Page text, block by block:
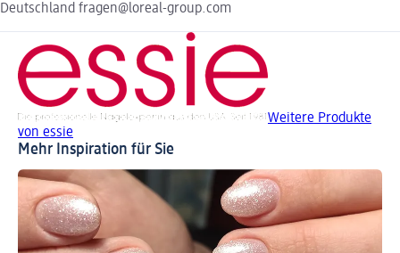
Deutschland fragen@loreal-group.com
Weitere Produkte
von essie
Mehr Inspiration für Sie